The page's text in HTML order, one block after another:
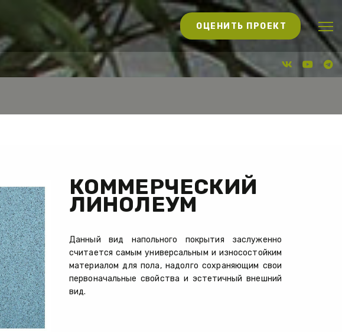
ОЦЕНИТЬ ПРОЕКТ
КОММЕРЧЕСКИЙ
ЛИНОЛЕУМ
Данный вид напольного покрытия заслуженно
считается самым универсальным и износостойким
материалом для пола, надолго сохраняющим свои
первоначальные свойства и эстетичный внешний
вид.